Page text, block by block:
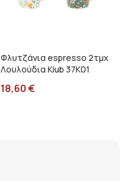
Φλυτζάνια espresso 2τμχ
Λουλούδια Kiub 37K01
18,60€